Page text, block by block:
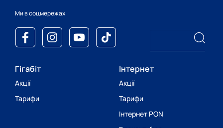
Ми в соцмережах
Гігабіт
Акції
Тарифи
Інтернет
Акції
Тарифи
Інтернет PON